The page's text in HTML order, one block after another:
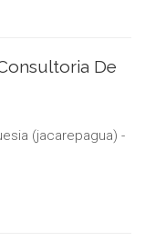
De
(jacarepagua) -